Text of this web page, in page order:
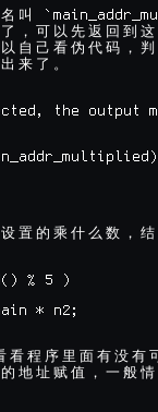
名 叫
了 ， 可 以 先 返 回 到 这
以 自 己 看 伪 代 码 ，
判
出 来 了 。
the output
设 置 的 乘 什 么 数 ， 结
% 5 )
* n2;
看 程 序 里 面 有 没 有
的 地 址 赋 值 ， 一 般 情